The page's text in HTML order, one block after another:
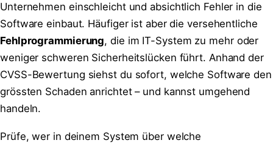
Unternehmen einschleicht und absichtlich Fehler in die
Software einbaut. Häufiger ist aber die versehentliche
Fehlprogrammierung, die im IT-System zu mehr oder
weniger schweren Sicherheitslücken führt. Anhand der
CVSS-Bewertung siehst du sofort, welche Software den
grössten Schaden anrichtet – und kannst umgehend
handeln.
Prüfe, wer in deinem System über welche